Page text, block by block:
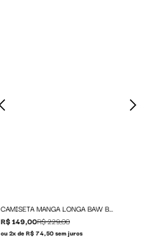
CAMISETA MANGA LONGA BAW BLACK & WHITE
R$ 149,00R$ 229,00
ou 2x de R$ 74,50 sem juros